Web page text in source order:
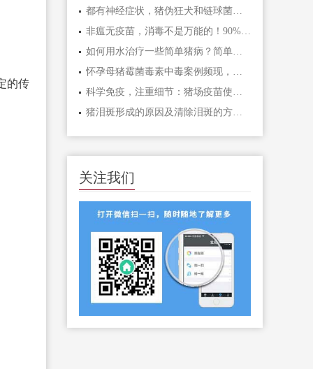
的传
都有神经症状，猪伪狂犬和链球菌脑炎怎么区别？
非瘟无疫苗，消毒不是万能的！90%猪场都踩过的生物安全误区
如何用水治疗一些简单猪病？简单又省钱
怀孕母猪霉菌毒素中毒案例频现，你的猪场可别重蹈覆辙！
科学免疫，注重细节：猪场疫苗使用技术指南
猪泪斑形成的原因及清除泪斑的方法有哪些？猪泪斑形成的原因及清除
关注我们